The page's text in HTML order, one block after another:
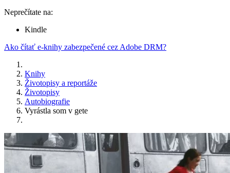
Neprečítate na:
Kindle
Ako čítať e-knihy zabezpečené cez Adobe DRM?
Knihy
Životopisy a reportáže
Životopisy
Autobiografie
Vyrástla som v gete